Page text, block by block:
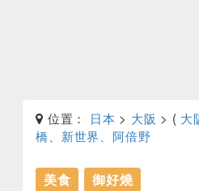
位置： 日本 > 大阪 > ( 大
橋、新世界、阿倍野
美食 御好燒